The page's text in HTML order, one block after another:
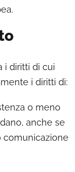
i diritti di cui
i diritti di:
o meno
anche se
comunicazione